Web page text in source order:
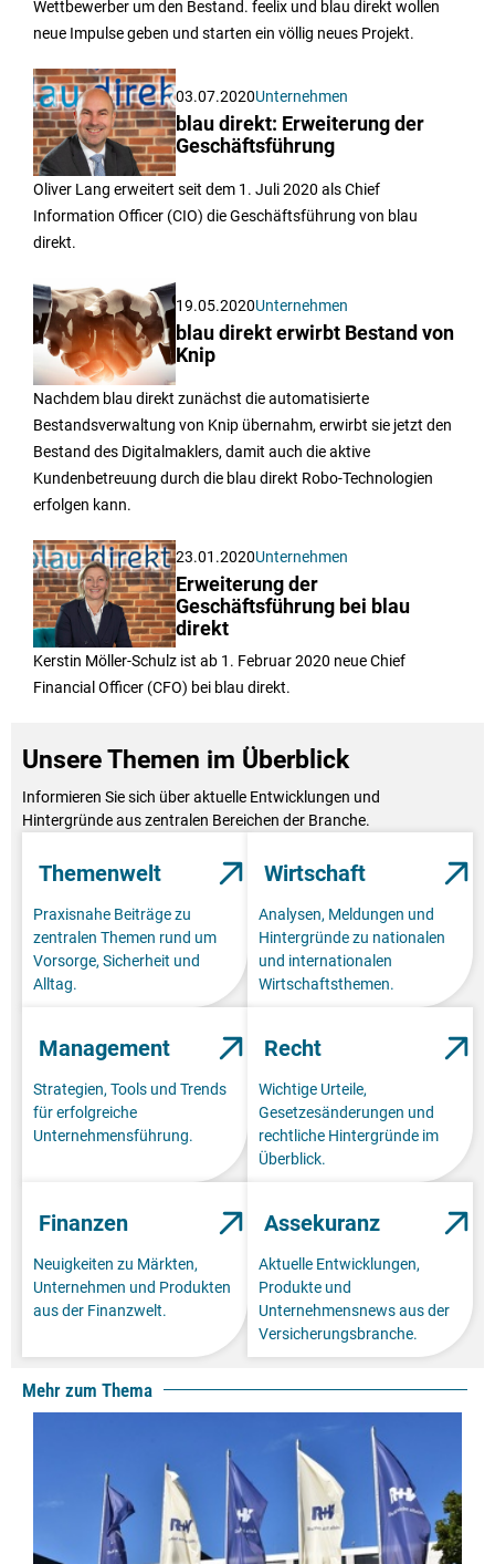
Wettbewerber um den Bestand. feelix und blau direkt wollen
neue Impulse geben und starten ein völlig neues Projekt.
03.07.2020Unternehmen
blau direkt: Erweiterung der
Geschäftsführung
Oliver Lang erweitert seit dem 1. Juli 2020 als Chief
Information Officer (CIO) die Geschäftsführung von blau
direkt.
19.05.2020Unternehmen
blau direkt erwirbt Bestand von
Knip
Nachdem blau direkt zunächst die automatisierte
Bestandsverwaltung von Knip übernahm, erwirbt sie jetzt den
Bestand des Digitalmaklers, damit auch die aktive
Kundenbetreuung durch die blau direkt Robo-Technologien
erfolgen kann.
23.01.2020Unternehmen
Erweiterung der
Geschäftsführung bei blau
direkt
Kerstin Möller-Schulz ist ab 1. Februar 2020 neue Chief
Financial Officer (CFO) bei blau direkt.
Unsere Themen im Überblick
Informieren Sie sich über aktuelle Entwicklungen und
Hintergründe aus zentralen Bereichen der Branche.
Themenwelt
Praxisnahe Beiträge zu
zentralen Themen rund um
Vorsorge, Sicherheit und
Alltag.
Wirtschaft
Analysen, Meldungen und
Hintergründe zu nationalen
und internationalen
Wirtschaftsthemen.
Management
Strategien, Tools und Trends
für erfolgreiche
Unternehmensführung.
Recht
Wichtige Urteile,
Gesetzesänderungen und
rechtliche Hintergründe im
Überblick.
Finanzen
Neuigkeiten zu Märkten,
Unternehmen und Produkten
aus der Finanzwelt.
Assekuranz
Aktuelle Entwicklungen,
Produkte und
Unternehmensnews aus der
Versicherungsbranche.
Mehr zum Thema